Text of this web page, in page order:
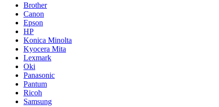
Brother
Canon
Epson
HP
Konica Minolta
Kyocera Mita
Lexmark
Oki
Panasonic
Pantum
Ricoh
Samsung